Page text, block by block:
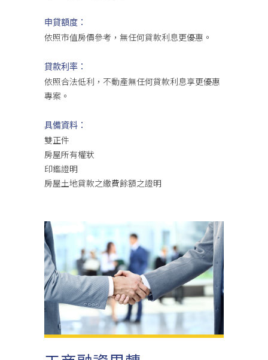
申貸額度：
依照市值房價參考，無任何貸款利息更優惠。
貸款利率：
依照合法低利，不動產無任何貸款利息享更優惠
專案。
具備資料：
雙正件
房屋所有權狀
印鑑證明
房屋土地貸款之繳費餘額之證明